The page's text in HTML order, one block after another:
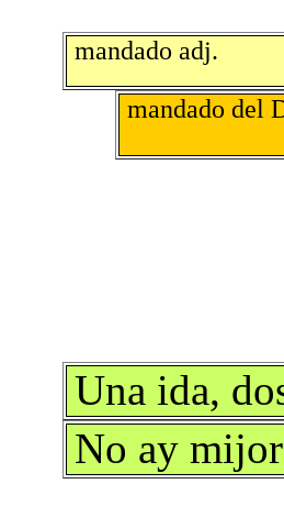
mandado adj.
mandado del
Una ida,
No ay